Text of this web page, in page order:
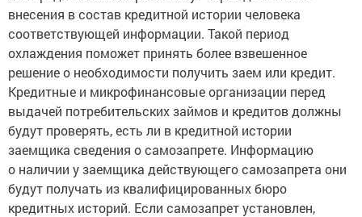
внесения в состав кредитной истории человека
соответствующей информации. Такой период
охлаждения поможет принять более взвешенное
решение о необходимости получить заем или кредит.
Кредитные и микрофинансовые организации перед
выдачей потребительских займов и кредитов должны
будут проверять, есть ли в кредитной истории
заемщика сведения о самозапрете. Информацию
о наличии у заемщика действующего самозапрета они
будут получать из квалифицированных бюро
кредитных историй. Если самозапрет установлен,